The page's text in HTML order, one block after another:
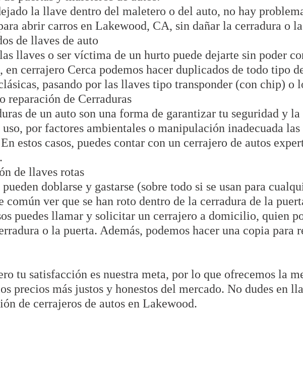
la llave dentro del maletero o del auto, no hay
abrir carros en Lakewood, CA, sin dañar la cerradura o
de llaves de auto
llaves o ser víctima de un hurto puede dejarte sin poder
en cerrajero Cerca podemos hacer duplicados de todo tipo
pasando por las llaves tipo transponder (con chip) o
reparación de Cerraduras
de un auto son una forma de garantizar tu seguridad y
por factores ambientales o manipulación inadecuada las
estos casos, puedes contar con un cerrajero de autos
de llaves rotas
doblarse y gastarse (sobre todo si se usan para
común ver que se han roto dentro de la cerradura de la
puedes llamar y solicitar un cerrajero a domicilio, quien
o la puerta. Además, podemos hacer una copia para
tu satisfacción es nuestra meta, por lo que ofrecemos la
precios más justos y honestos del mercado. No dudes en
de cerrajeros de autos en Lakewood.